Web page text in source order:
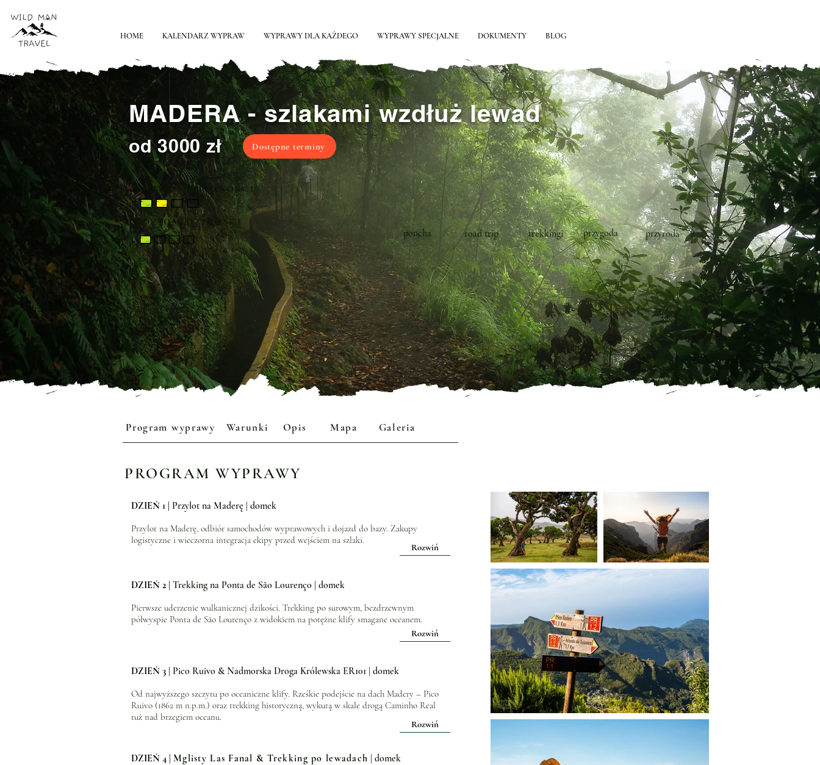
HOME KALENDARZ WYPRAW WYPRAWY DLA KAŻDEGO WYPRAWY SPECJALNE DOKUMENTY BLOG
MADERA - szlakami wzdłuż lewad
od 3000 zł Dostępne terminy
POZIOM TRUDNOŚCI
POZIOM DZIKOŚCI
poncha road trip trekkingi przygoda przyroda
Program wyprawy Warunki Opis Mapa Galeria
PROGRAM WYPRAWY
DZIEŃ 1 | Przylot na Maderę | domek
Przylot na Maderę, odbiór samochodów wyprawowych i dojazd do bazy. Zakupy
logistyczne i wieczorna integracja ekipy przed wejściem na szlaki.
Rozwiń
DZIEŃ 2 | Trekking na Ponta de São Lourenço | domek
Pierwsze uderzenie wulkanicznej dzikości. Trekking po surowym, bezdrzewnym
półwyspie Ponta de São Lourenço z widokiem na potężne klify smagane oceanem.
Rozwiń
DZIEŃ 3 | Pico Ruivo & Nadmorska Droga Królewska ER101 | domek
Od najwyższego szczytu po oceaniczne klify. Rześkie podejście na dach Madery – Pico
Ruivo (1862 m n.p.m.) oraz trekking historyczną, wykutą w skale drogą Caminho Real
tuż nad brzegiem oceanu.
Rozwiń
DZIEŃ 4 | Mglisty Las Fanal & Trekking po lewadach | domek